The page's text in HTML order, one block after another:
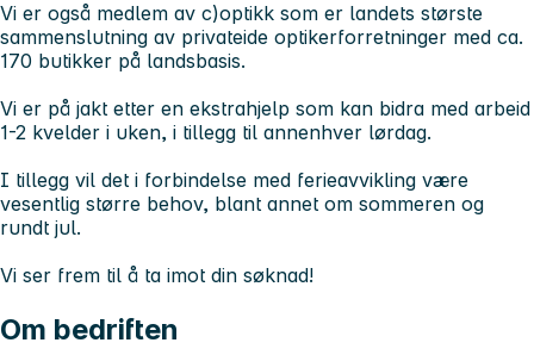
Vi er også medlem av c)optikk som er landets største
sammenslutning av privateide optikerforretninger med ca.
170 butikker på landsbasis.
Vi er på jakt etter en ekstrahjelp som kan bidra med arbeid
1-2 kvelder i uken, i tillegg til annenhver lørdag.
I tillegg vil det i forbindelse med ferieavvikling være
vesentlig større behov, blant annet om sommeren og
rundt jul.
Vi ser frem til å ta imot din søknad!
Om bedriften